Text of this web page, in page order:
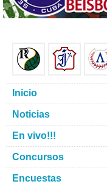
Inicio
Noticias
En vivo!!!
Concursos
Encuestas